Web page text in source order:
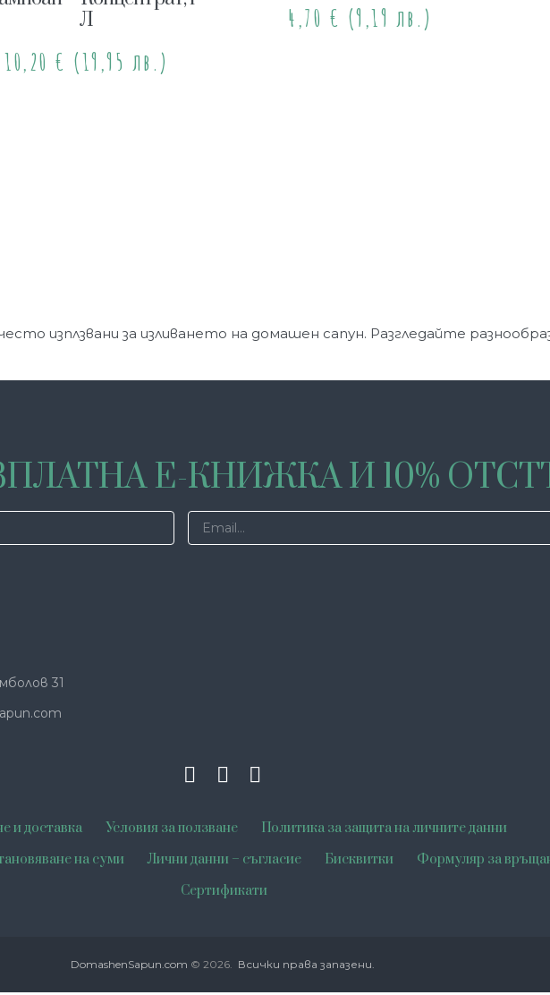
Л
10,20 € (19,95 лв.)
4,70 € (9,19 лв.)
изплзвани за изливането на домашен сапун. Разгледайте
Е-КНИЖКА И 10%
31
и доставка Условия за ползване
Политика за защита на личните данни
на суми
Лични данни – съгласие Бисквитки
Формуляр за
Сертификати
DomashenSapun.com © 2026. Всички права запазени.